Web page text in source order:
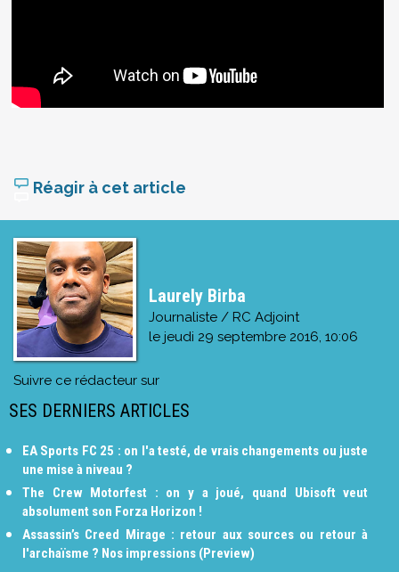
Réagir à cet article
Laurely Birba
Journaliste / RC Adjoint
le jeudi 29 septembre 2016, 10:06
Suivre ce rédacteur sur
SES DERNIERS ARTICLES
EA Sports FC 25 : on l'a testé, de vrais changements ou juste
une mise à niveau ?
The Crew Motorfest : on y a joué, quand Ubisoft veut
absolument son Forza Horizon !
Assassin’s Creed Mirage : retour aux sources ou retour à
l'archaïsme ? Nos impressions (Preview)